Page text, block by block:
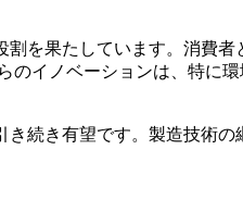
を果たしています。消費
イノベーションは、特に
続き有望です。製造技術